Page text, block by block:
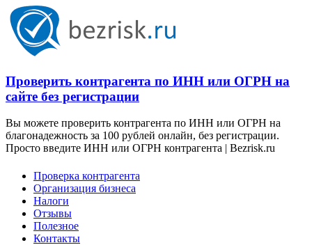
Проверить контрагента по ИНН или ОГРН на
сайте без регистрации
Вы можете проверить контрагента по ИНН или ОГРН на
благонадежность за 100 рублей онлайн, без регистрации.
Просто введите ИНН или ОГРН контрагента | Bezrisk.ru
Проверка контрагента
Организация бизнеса
Налоги
Отзывы
Полезное
Контакты